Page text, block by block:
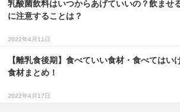
乳酸菌飲料はいつからあげていいの？飲ませ
に注意することは？
2022年4月11日
【離乳食後期】食べていい食材・食べてはい
食材まとめ！
2022年4月17日